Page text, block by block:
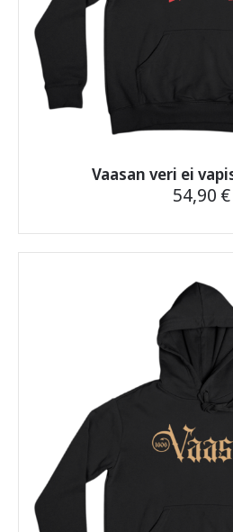
Vaasan veri ei
54,90 €
Voit
sivulla.